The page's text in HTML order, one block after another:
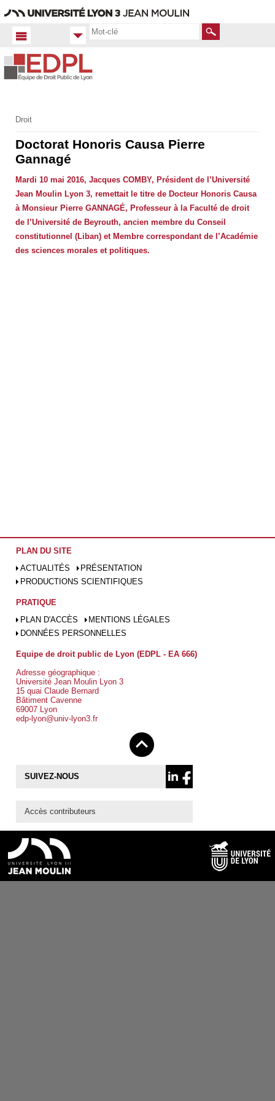
Rechercher
Accueil FR
Productions
scientifiques
Vidéos et
Droit
Doctorat Honoris Causa Pierre
Gannagé
Mardi 10 mai 2016, Jacques COMBY, Président de l’Université
Jean Moulin Lyon 3, remettait le titre de Docteur Honoris Causa
à Monsieur Pierre GANNAGÉ, Professeur à la Faculté de droit
de l’Université de Beyrouth, ancien membre du Conseil
constitutionnel (Liban) et Membre correspondant de l’Académie
des sciences morales et politiques.
PLAN DU SITE
ACTUALITÉS
PRÉSENTATION
PRODUCTIONS SCIENTIFIQUES
PRATIQUE
PLAN D'ACCÈS
MENTIONS LÉGALES
DONNÉES PERSONNELLES
Equipe de droit public de Lyon (EDPL - EA 666)
Adresse géographique :
Université Jean Moulin Lyon 3
15 quai Claude Bernard
Bâtiment Cavenne
69007 Lyon
edp-lyon@univ-lyon3.fr
SUIVEZ-NOUS
Accès contributeurs